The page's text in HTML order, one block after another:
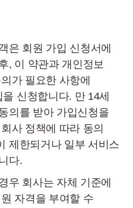
은 회원 가입 신청서에
, 이 약관과 개인정보
가 필요한 사항에
신청합니다. 만 14세
의를 받아 가입신청을
사 정책에 따라 동의
제한되거나 일부 서비스
다.
우 회사는 자체 기준에
자격을 부여할 수